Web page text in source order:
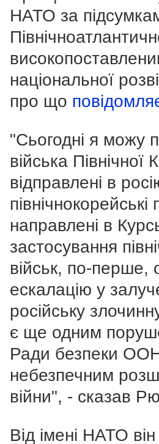
НАТО за
національної
про що
"Сьогодні я можу
війська Північної
відправлені в
північнокорейські
направлені в
застосування
військ, по-перше,
ескалацію у
російську
є ще одним
Ради безпеки
небезпечним
війни", - сказав
Від імені НАТО